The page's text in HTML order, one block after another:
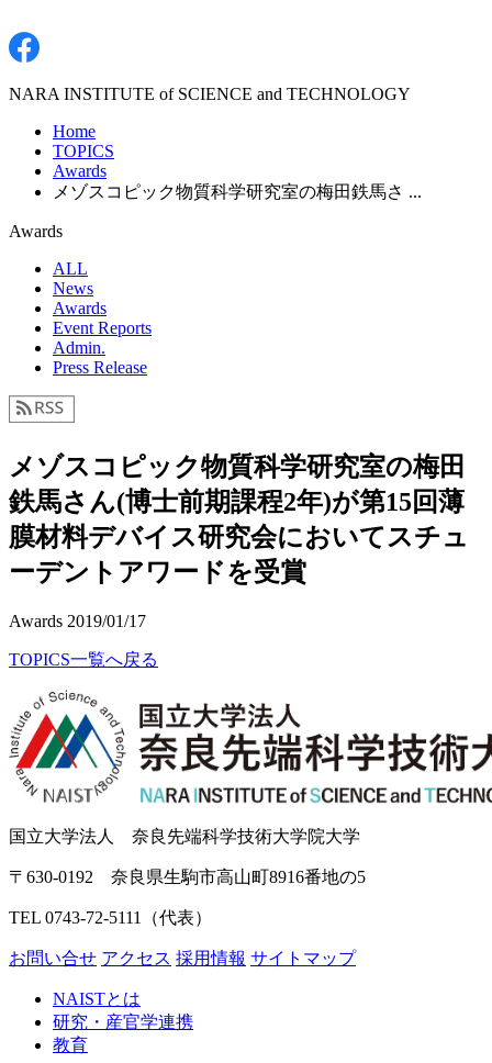
NARA INSTITUTE of SCIENCE and TECHNOLOGY
Home
TOPICS
Awards
メゾスコピック物質科学研究室の梅田鉄馬さ ...
Awards
ALL
News
Awards
Event Reports
Admin.
Press Release
メゾスコピック物質科学研究室の梅田
鉄馬さん(博士前期課程2年)が第15回薄
膜材料デバイス研究会においてスチュ
ーデントアワードを受賞
Awards 2019/01/17
TOPICS一覧へ戻る
国立大学法人 奈良先端科学技術大学院大学
〒630-0192 奈良県生駒市高山町8916番地の5
TEL 0743-72-5111（代表）
お問い合せ アクセス 採用情報 サイトマップ
NAISTとは
研究・産官学連携
教育